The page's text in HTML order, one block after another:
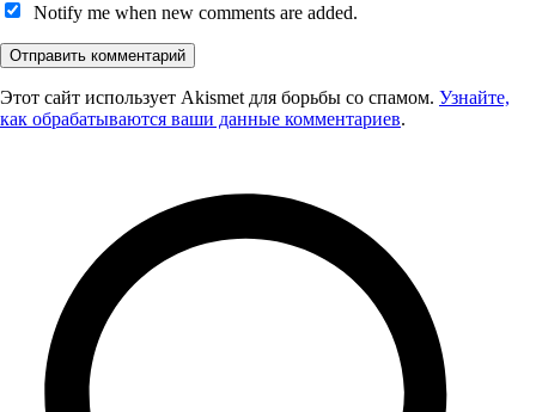
Notify me when new comments are added.
Этот сайт использует Akismet для борьбы со спамом. Узнайте,
как обрабатываются ваши данные комментариев.